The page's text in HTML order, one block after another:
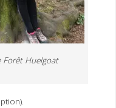
Forêt Huelgoat